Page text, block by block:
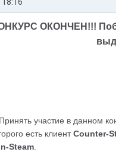
ОКОНЧЕН!!!
участие в данном
есть клиентCounter-
Steam